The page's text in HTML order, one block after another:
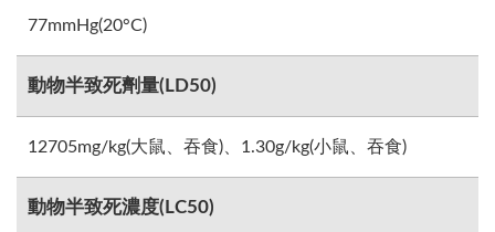
77mmHg(20°C)
動物半致死劑量(LD50)
12705mg/kg(大鼠、吞食)、1.30g/kg(小鼠、吞食)
動物半致死濃度(LC50)